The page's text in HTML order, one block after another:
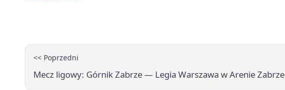
<< Poprzedni
Mecz ligowy: Górnik Zabrze — Legia Warszawa w Arenie Zabrze